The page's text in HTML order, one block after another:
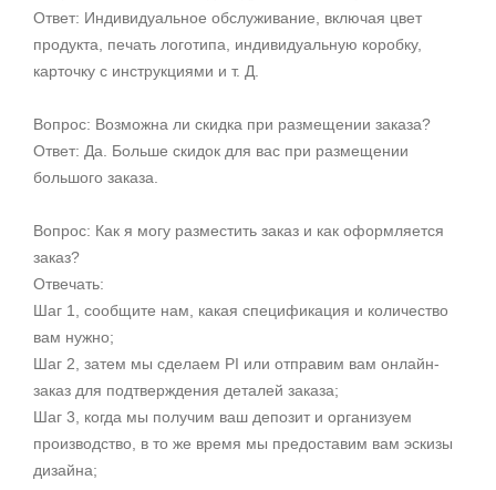
Ответ: Индивидуальное обслуживание, включая цвет
продукта, печать логотипа, индивидуальную коробку,
карточку с инструкциями и т. Д.
Вопрос: Возможна ли скидка при размещении заказа?
Ответ: Да. Больше скидок для вас при размещении
большого заказа.
Вопрос: Как я могу разместить заказ и как оформляется
заказ?
Отвечать:
Шаг 1, сообщите нам, какая спецификация и количество
вам нужно;
Шаг 2, затем мы сделаем PI или отправим вам онлайн-
заказ для подтверждения деталей заказа;
Шаг 3, когда мы получим ваш депозит и организуем
производство, в то же время мы предоставим вам эскизы
дизайна;